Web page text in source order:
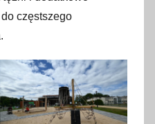
częstszego